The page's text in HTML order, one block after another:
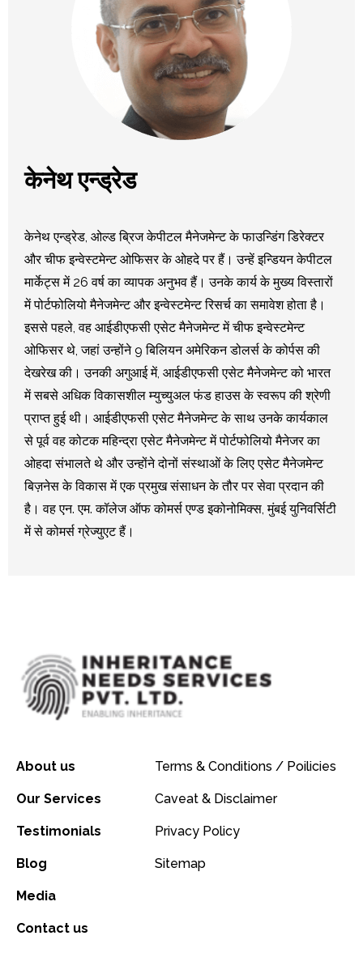
केनेथ एन्ड्रेड
केनेथ एन्ड्रेड, ओल्ड ब्रिज केपीटल मैनेजमेन्ट के फाउन्डिंग डिरेक्टर
और चीफ इन्वेस्टमेन्ट ओफिसर के ओहदे पर हैं। उन्हें इन्डियन केपीटल
मार्केट्स में 26 वर्ष का व्यापक अनुभव हैं। उनके कार्य के मुख्‍य विस्तारों
में पोर्टफोलियो मैनेजमेन्ट और इन्वेस्टमेन्ट रिसर्च का समावेश होता है।
इससे पहले, वह आईडीएफसी एसेट मैनेजमेन्ट में चीफ इन्वेस्टमेन्ट
ओफिसर थे, जहां उन्होंने 9 बिलियन अमेरिकन डोलर्स के कोर्पस की
देखरेख की। उनकी अगुआई में, आईडीएफसी एसेट मैनेजमेन्ट को भारत
में सबसे अधिक विकासशील म्युच्युअल फंड हाउस के स्‍वरूप की श्रेणी
प्राप्त हुई थी। आईडीएफसी एसेट मैनेजमेन्ट के साथ उनके कार्यकाल
से पूर्व वह कोटक महिन्‍द्रा एसेट मैनेजमेन्ट में पोर्टफोलियो मैनेजर का
ओहदा संभालते थे और उन्होंने दोनों संस्थाओं के लिए एसेट मैनेजमेन्ट
बिज़नेस के विकास में एक प्रमुख संसाधन के तौर पर सेवा प्रदान की
है। वह एन. एम. कॉलेज ऑफ कोमर्स एण्‍ड इकोनोमिक्स, मुंबई युनिवर्सिटी
में से कोमर्स ग्रेज्युएट हैं।
About us
Our Services
Testimonials
Blog
Media
Contact us
Terms & Conditions / Poilicies
Caveat & Disclaimer
Privacy Policy
Sitemap